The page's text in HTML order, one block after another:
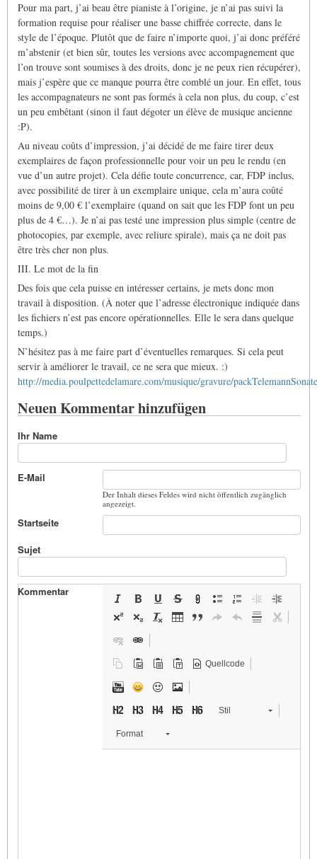
Pour ma part, j’ai beau être pianiste à l’origine, je n’ai pas suivi la
formation requise pour réaliser une basse chiffrée correcte, dans le
style de l’époque. Plutôt que de faire n’importe quoi, j’ai donc préféré
m’abstenir (et bien sûr, toutes les versions avec accompagnement que
l’on trouve sont soumises à des droits, donc je ne peux rien récupérer),
mais j’espère que ce manque pourra être comblé un jour. En effet, tous
les accompagnateurs ne sont pas formés à cela non plus, du coup, c’est
un peu embêtant (sinon il faut dégoter un élève de musique ancienne
:P).
Au niveau coûts d’impression, j’ai décidé de me faire tirer deux
exemplaires de façon professionnelle pour voir un peu le rendu (en
vue d’un autre projet). Cela défie toute concurrence, car, FDP inclus,
avec possibilité de tirer à un exemplaire unique, cela m’aura coûté
moins de 9,00 € l’exemplaire (quand on sait que les FDP font un peu
plus de 4 €…). Je n’ai pas testé une impression plus simple (centre de
photocopies, par exemple, avec reliure spirale), mais ça ne doit pas
être très cher non plus.
III. Le mot de la fin
Des fois que cela puisse en intéresser certains, je mets donc mon
travail à disposition. (À noter que l’adresse électronique indiquée dans
les fichiers n’est pas encore opérationnelles. Elle le sera dans quelque
temps.)
N’hésitez pas à me faire part d’éventuelles remarques. Si cela peut
servir à améliorer le travail, ce ne sera que mieux. :)
http://media.poulpettedelamare.com/musique/gravure/
Neuen Kommentar hinzufügen
Ihr Name
E-Mail
Der Inhalt dieses Feldes wird nicht öffentlich zugänglich
angezeigt.
Startseite
Sujet
Kommentar
Quellcode
Stil
Format